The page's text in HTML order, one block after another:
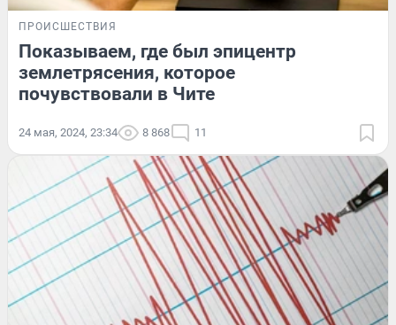
ПРОИСШЕСТВИЯ
Показываем, где был эпицентр
землетрясения, которое
почувствовали в Чите
24 мая, 2024, 23:34 8 868 11